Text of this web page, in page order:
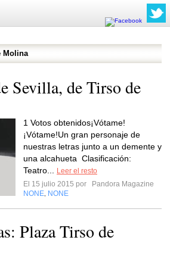
Molina
Sevilla, de Tirso de
1 Votos obtenidos¡Vótame!
¡Vótame!Un gran personaje de
nuestras letras junto a un demente y
una alcahueta Clasificación:
Teatro...
Leer el resto
El 15 julio 2015 por
Pandora Magazine
NONE NONE
Plaza Tirso de